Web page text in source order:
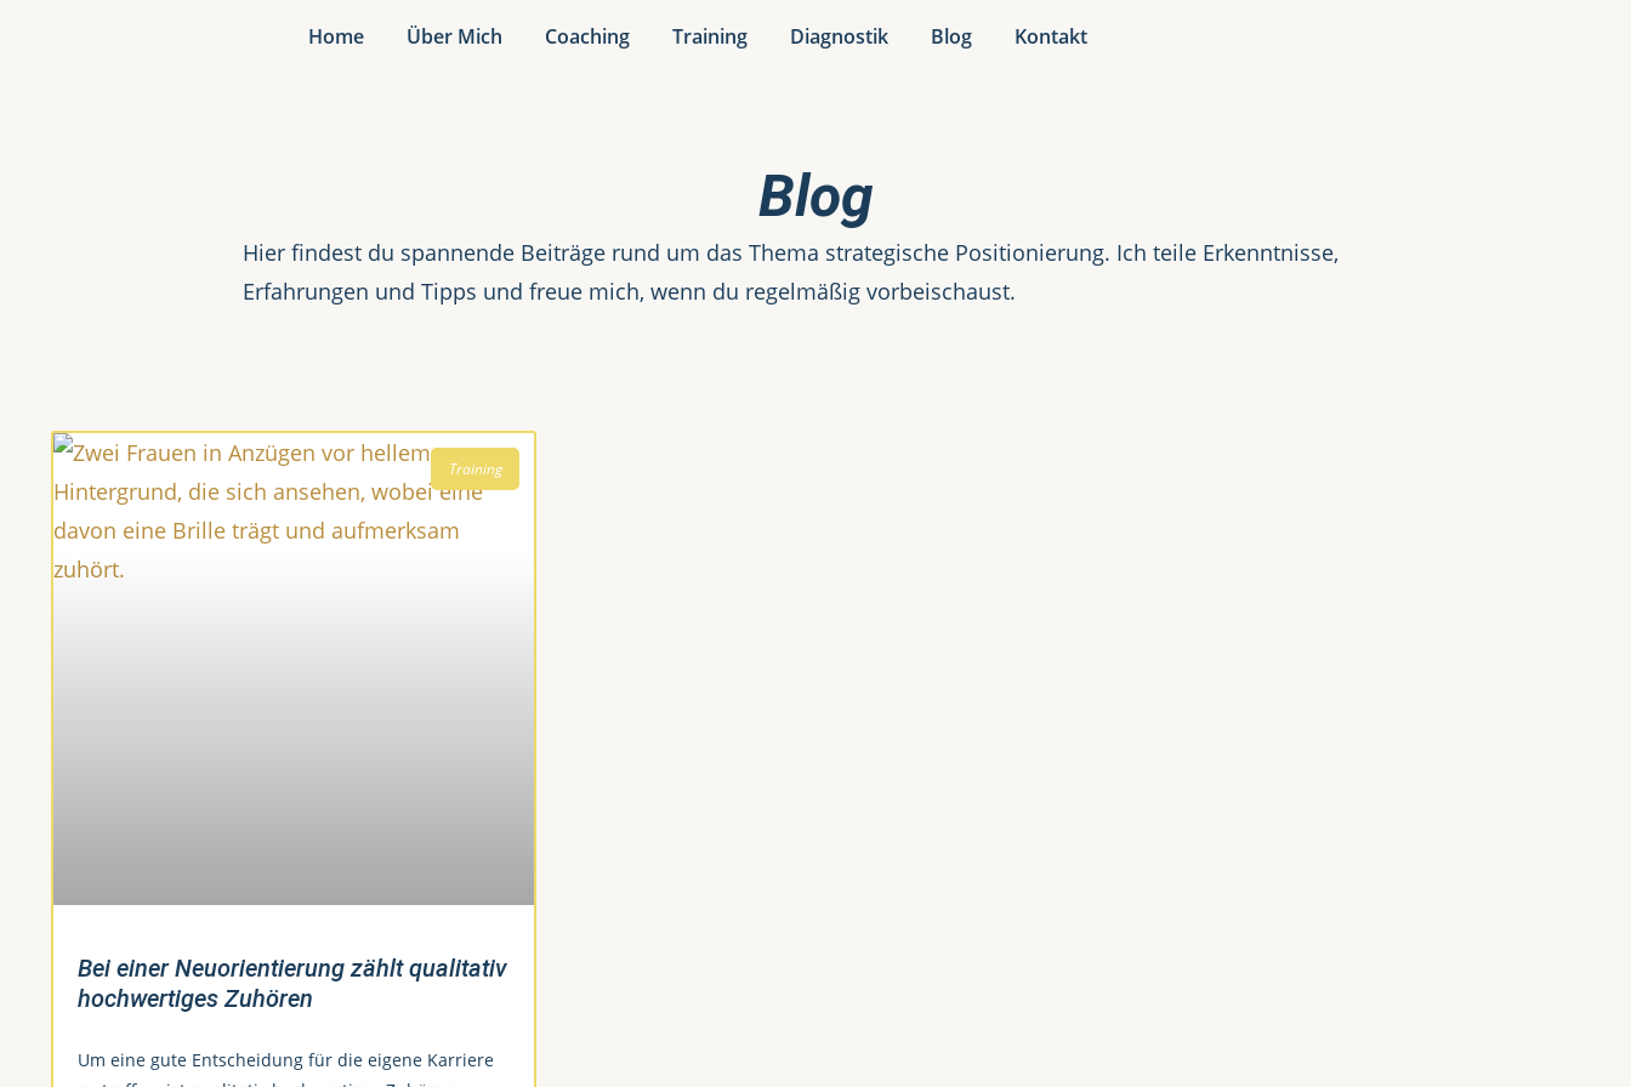
Home Über Mich Coaching Training Diagnostik Blog Kontakt
Blog
Hier findest du spannende Beiträge rund um das Thema strategische Positionierung. Ich teile Erkenntnisse,
Erfahrungen und Tipps und freue mich, wenn du regelmäßig vorbeischaust.
Training
Bei einer Neuorientierung zählt qualitativ
hochwertiges Zuhören
Um eine gute Entscheidung für die eigene Karriere